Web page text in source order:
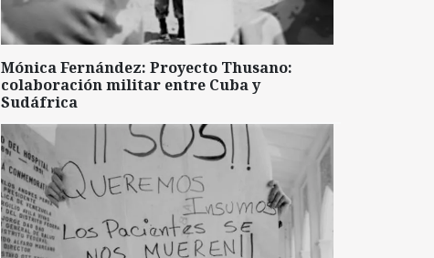
Mónica Fernández: Proyecto Thusano:
colaboración militar entre Cuba y
Sudáfrica